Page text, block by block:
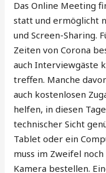
Das Online Meeting
statt und ermöglicht
und Screen-Sharing.
Zeiten von Corona
auch Interviewgäste
treffen. Manche
auch kostenlosen
helfen, in diesen
technischer Sicht
Tablet oder ein
muss im Zweifel
Kamera bestellen.